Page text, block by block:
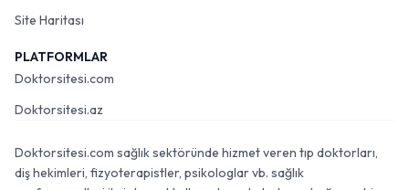
Site Haritası
PLATFORMLAR
Doktorsitesi.com
Doktorsitesi.az
Doktorsitesi.com sağlık sektöründe hizmet veren tıp doktorları,
diş hekimleri, fizyoterapistler, psikologlar vb. sağlık